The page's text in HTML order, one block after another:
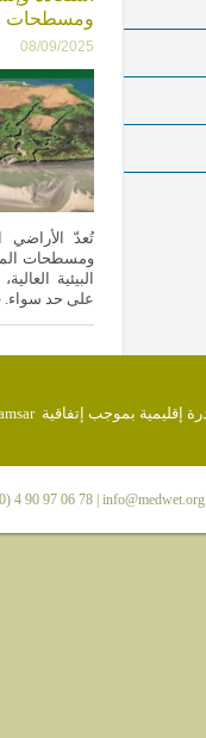
ومسطحات
08/09/2025
تُعدّ الأراضي
ومسطحات المد
البيئية
على حد
4 90 97 06 78 | info@medwet.org